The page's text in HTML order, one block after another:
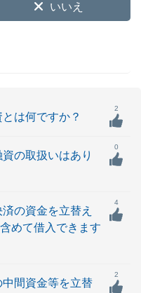
いいえ
は何ですか？
2
の取扱いはあり
0
の資金を立替え
めて借入できます
4
中間資金等を立替
2